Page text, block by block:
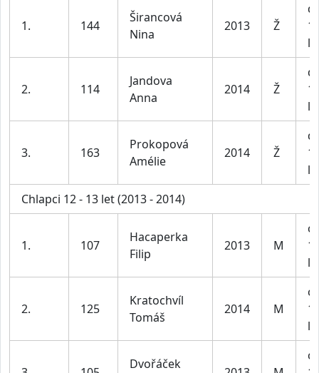
1. 144
Širancová
Nina
2013 Ž
2. 114
Jandova
Anna
2014 Ž
3. 163
Prokopová
Amélie
2014 Ž
Chlapci 12 - 13 let (2013 - 2014)
1. 107
Hacaperka
Filip
2013 M
2. 125
Kratochvíl
Tomáš
2014 M
Dvořáček